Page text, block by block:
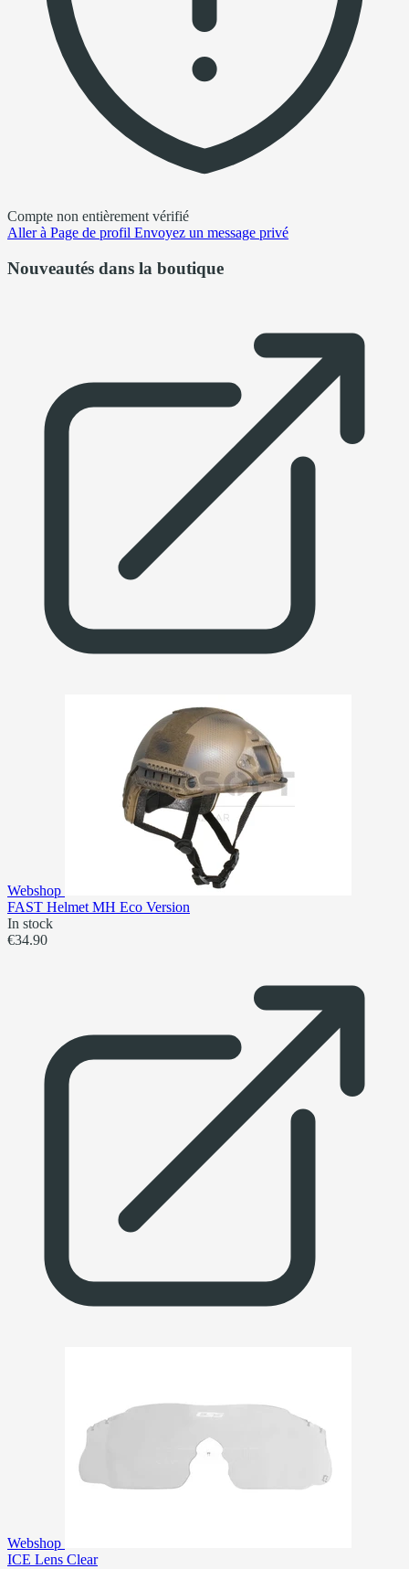
Compte non entièrement vérifié
Aller à Page de profil Envoyez un message privé
Nouveautés dans la boutique
Webshop
FAST Helmet MH Eco Version
In stock
€34.90
Webshop
ICE Lens Clear